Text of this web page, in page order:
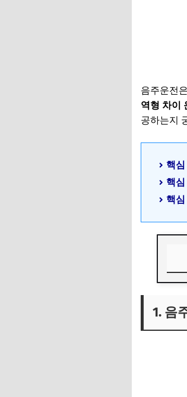
음주운전
역형 차이
공하는지
핵
핵
핵
1. 음